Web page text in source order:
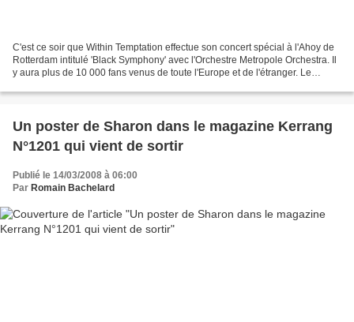
C'est ce soir que Within Temptation effectue son concert spécial à l'Ahoy de
Rotterdam intitulé 'Black Symphony' avec l'Orchestre Metropole Orchestra. Il
y aura plus de 10 000 fans venus de toute l'Europe et de l'étranger. Le
Un poster de Sharon dans le magazine Kerrang
N°1201 qui vient de sortir
Publié le 14/03/2008 à 06:00
Par Romain Bachelard